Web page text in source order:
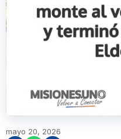
mayo 20, 2026